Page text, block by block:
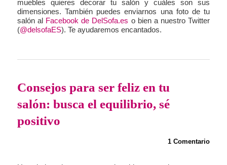
ayudarte y que nos contaras en los comentarios con qué
muebles quieres decorar tu salón y cuáles son sus
dimensiones. También puedes enviarnos una foto de tu
salón alFacebook de DelSofa.eso bien a nuestro Twitter
Consejos para ser feliz en tu
salón: busca el equilibrio, sé
positivo